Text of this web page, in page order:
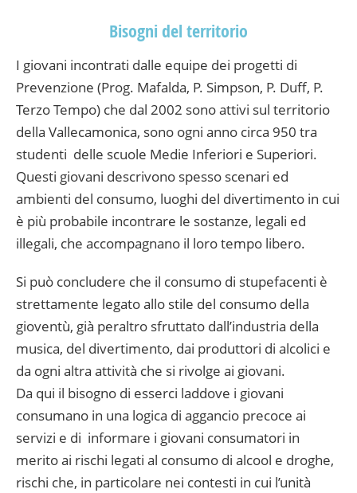
Bisogni del territorio
I giovani incontrati dalle equipe dei progetti di
Prevenzione (Prog. Mafalda, P. Simpson, P. Duff, P.
Terzo Tempo) che dal 2002 sono attivi sul territorio
della Vallecamonica, sono ogni anno circa 950 tra
studenti delle scuole Medie Inferiori e Superiori.
Questi giovani descrivono spesso scenari ed
ambienti del consumo, luoghi del divertimento in cui
è più probabile incontrare le sostanze, legali ed
illegali, che accompagnano il loro tempo libero.
Si può concludere che il consumo di stupefacenti è
strettamente legato allo stile del consumo della
gioventù, già peraltro sfruttato dall’industria della
musica, del divertimento, dai produttori di alcolici e
da ogni altra attività che si rivolge ai giovani.
Da qui il bisogno di esserci laddove i giovani
consumano in una logica di aggancio precoce ai
servizi e di informare i giovani consumatori in
merito ai rischi legati al consumo di alcool e droghe,
rischi che, in particolare nei contesti in cui l’unità